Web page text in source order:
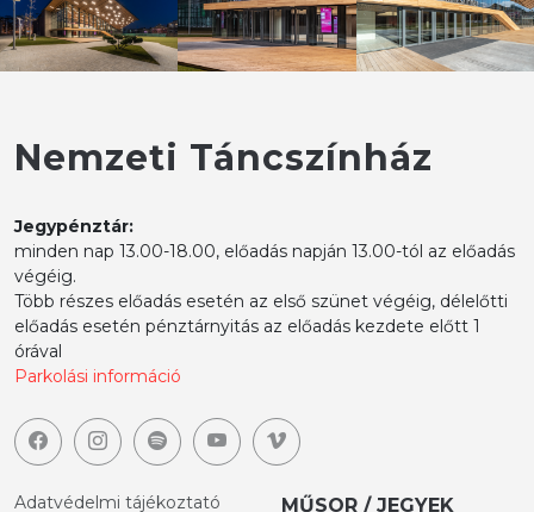
Nemzeti Táncszínház
Jegypénztár:
minden nap 13.00-18.00, előadás napján 13.00-tól az előadás
végéig.
Több részes előadás esetén az első szünet végéig, délelőtti
előadás esetén pénztárnyitás az előadás kezdete előtt 1
órával
Parkolási információ
Adatvédelmi tájékoztató
MŰSOR / JEGYEK